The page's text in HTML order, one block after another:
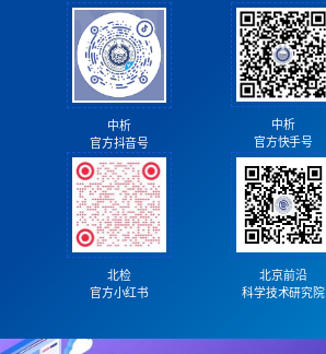
中析
官方抖音号
中析
官方快手号
北检
官方小红书
北京前沿
科学技术研究院